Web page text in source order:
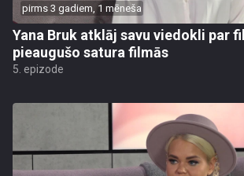
pirms 3 gadiem, 1 mēneša
Yana Bruk atklāj savu viedokli par
pieaugušo satura filmās
5. epizode